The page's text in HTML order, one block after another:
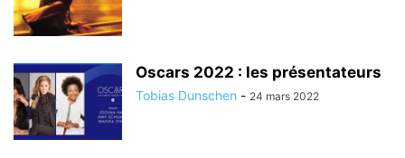
Oscars 2022 : les présentateurs
Tobias Dunschen - 24 mars 2022